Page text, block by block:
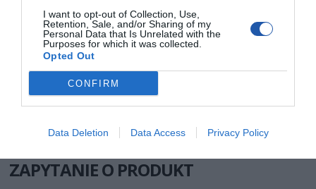
I want to opt-out of Collection, Use,
Retention, Sale, and/or Sharing of my
Personal Data that Is Unrelated with the
Purposes for which it was collected.
Opted Out
CONFIRM
Data Deletion Data Access Privacy Policy
producenta
LogiLink
2direct GmbH
Langenstück 5
58579 Schalksmühle
E-mail: info@2direct.de
Strona internetowa: logilink.de
Pomoc
http://www.logilink.eu/content/support?
ZAPYTANIE O PRODUKT